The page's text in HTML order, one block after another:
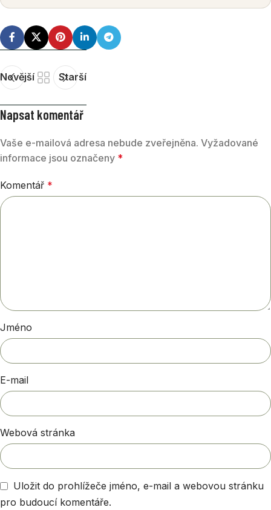
Novější Starší
Napsat komentář
Vaše e-mailová adresa nebude zveřejněna. Vyžadované
informace jsou označeny *
Komentář *
Jméno
E-mail
Webová stránka
Uložit do prohlížeče jméno, e-mail a webovou stránku
pro budoucí komentáře.